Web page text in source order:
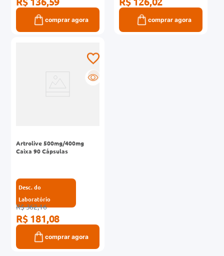
comprar agora comprar agora
R
Artrolive 500mg/400mg
Caixa 90 Cápsulas
Desc. do
Laboratório
R$ 362,16
R$ 181,08
comprar agora